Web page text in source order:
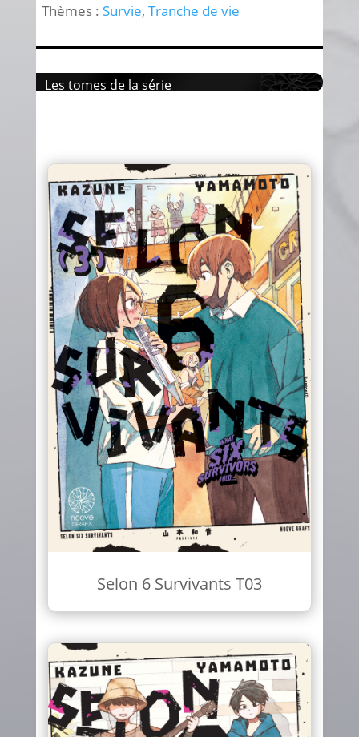
Thèmes : Survie, Tranche de vie
Les tomes de la série
Selon 6 Survivants T03